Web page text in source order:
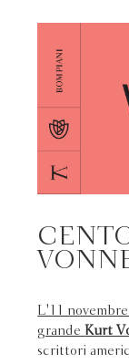
L'11
grande Kurt
scrittori